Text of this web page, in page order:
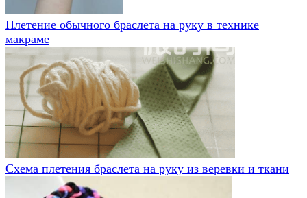
Плетение обычного браслета на руку в технике
макраме
Схема плетения браслета на руку из веревки и ткани